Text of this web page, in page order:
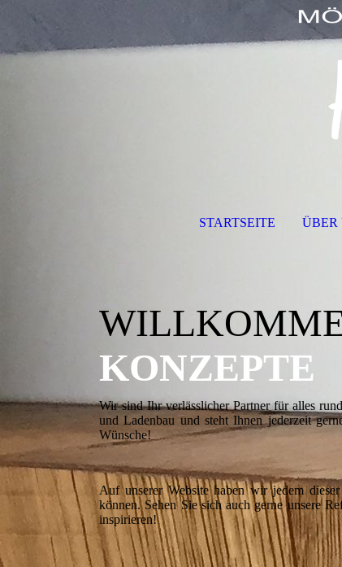
STARTSEITE ÜBER
KONZEPTE
Wir sind Ihr verlässlicher Partner für alles
und Ladenbau und steht Ihnen jederzeit
Wünsche!
Auf unserer Website haben wir jedem
können. Sehen Sie sich auch gerne unsere
inspirieren!